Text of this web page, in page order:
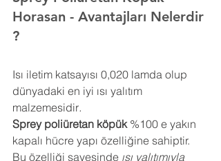
Horasan - Avantajları Nelerdir
?
Isı iletim katsayısı 0,020 lamda olup
dünyadaki en iyi ısı yalıtım
malzemesidir.
Sprey poliüretan köpük %100 e yakın
kapalı hücre yapı özelliğine sahiptir.
Bu özelliği sayesinde ısı yalıtımıyla